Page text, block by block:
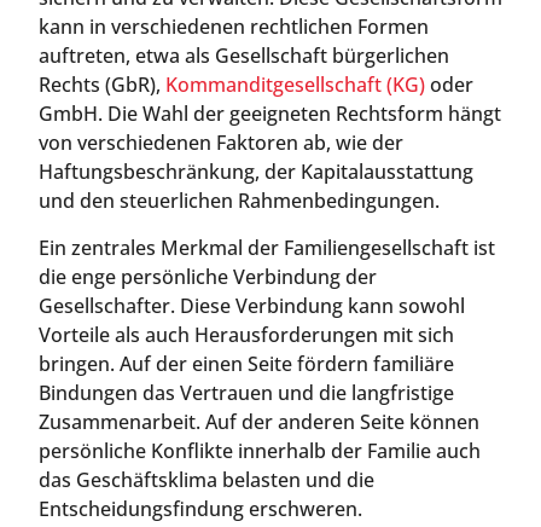
kann in verschiedenen rechtlichen Formen
auftreten, etwa als Gesellschaft bürgerlichen
Rechts (GbR), Kommanditgesellschaft (KG)oder
GmbH. Die Wahl der geeigneten Rechtsform hängt
von verschiedenen Faktoren ab, wie der
Haftungsbeschränkung, der Kapitalausstattung
und den steuerlichen Rahmenbedingungen.
Ein zentrales Merkmal der Familiengesellschaft ist
die enge persönliche Verbindung der
Gesellschafter. Diese Verbindung kann sowohl
Vorteile als auch Herausforderungen mit sich
bringen. Auf der einen Seite fördern familiäre
Bindungen das Vertrauen und die langfristige
Zusammenarbeit. Auf der anderen Seite können
persönliche Konflikte innerhalb der Familie auch
das Geschäftsklima belasten und die
Entscheidungsfindung erschweren.